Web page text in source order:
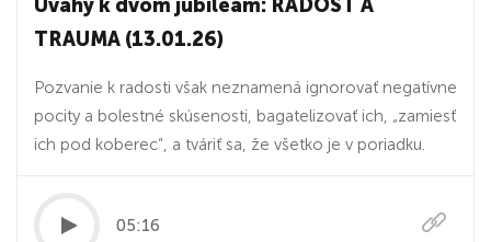
Úvahy k dvom jubileám: RADOSŤ A
TRAUMA (13.01.26)
Pozvanie k radosti však neznamená ignorovať negatívne
pocity a bolestné skúsenosti, bagatelizovať ich, „zamiesť
ich pod koberec“, a tváriť sa, že všetko je v poriadku.
05:16